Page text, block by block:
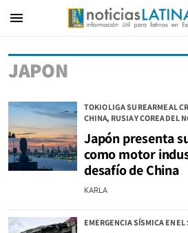
menu
JAPON
TOKIO LIGA SU REARME AL
CHINA, RUSIA Y COREA DEL
Japón presenta
como motor
desafío de China
KARLA
EMERGENCIA SÍSMICA EN